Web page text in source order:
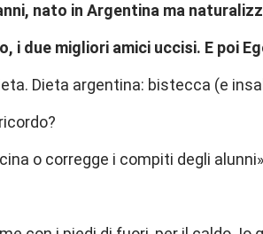
nato in Argentina ma
due migliori amici uccisi. E poi
Dieta argentina: bistecca (e
o corregge i compiti degli